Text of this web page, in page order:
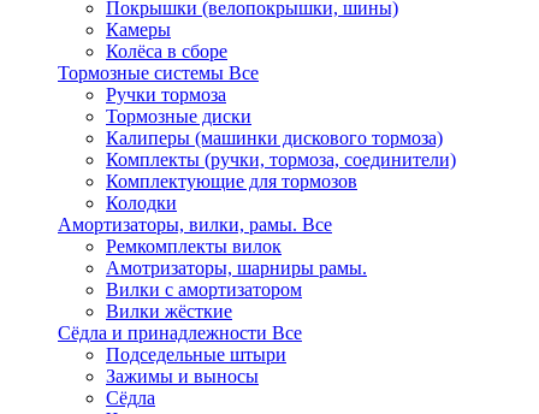
Покрышки (велопокрышки, шины)
Камеры
Колёса в сборе
Тормозные системы Все
Ручки тормоза
Тормозные диски
Калиперы (машинки дискового тормоза)
Комплекты (ручки, тормоза, соединители)
Комплектующие для тормозов
Колодки
Амортизаторы, вилки, рамы. Все
Ремкомплекты вилок
Амотризаторы, шарниры рамы.
Вилки с амортизатором
Вилки жёсткие
Сёдла и принадлежности Все
Подседельные штыри
Зажимы и выносы
Сёдла